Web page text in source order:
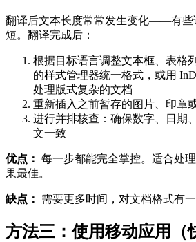
翻译后文本长度常常发生变化——有些
短。翻译完成后：
根据目标语言调整文本框、表
的样式管理器统一格式，或用
处理版式复杂的文档
重新插入之前暂存的图片、印章
进行并排核查：确保数字、日期
文一致
优点： 每一步都能完全掌控。适合处
果最佳。
缺点： 需要更多时间，对文档格式有一
方法三：使用移动应用（